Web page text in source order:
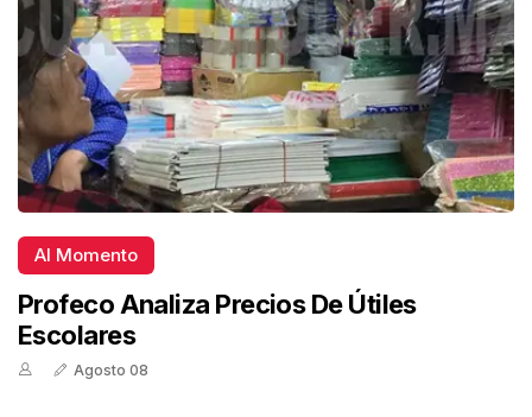
Al Momento
Profeco Analiza Precios De Útiles
Escolares
Agosto 08